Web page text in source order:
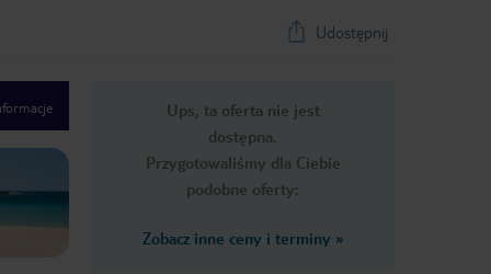
Udostępnij
Ups, ta oferta nie jest
dostępna.
Przygotowaliśmy dla Ciebie
podobne oferty:
Zobacz inne ceny i terminy »
Next slide
1 /24